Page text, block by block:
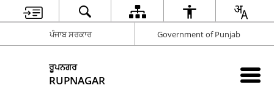
ਪੰਜਾਬ ਸਰਕਾਰ Government of Punjab
ਰੂਪਨਗਰ
RUPNAGAR